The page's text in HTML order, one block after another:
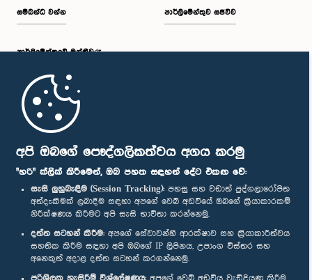
අපි ඔබගේ පෞද්ගලිකත්වය අගය කරමු
"හරි" ක්ලික් කිරීමෙන්, ඔබ පහත සඳහන් දේට එකඟ වේ:
සැසි ලුහුබැඳීම (Session Tracking): පහසු සහ වඩාත් පුද්ගලාරෝපිත
අත්දැකීමක් ලබාදීම සඳහා අපගේ වෙබ් අඩවියේ ඔබගේ ක්‍රියාකාරකම්
නිරීක්ෂණය කිරීමට අපි සැසි භාවිතා කරන්නෙමු.
දත්ත සටහන් කිරීම: අපගේ සේවාවන්හි ආරක්ෂාව සහ ක්‍රියාකාරීත්වය
සහතික කිරීම සඳහා අපි ඔබගේ IP ලිපිනය, උපාංග විස්තර සහ
අනෙකුත් අදාළ දත්ත සටහන් කරගන්නෙමු.
ප.ව. 1:34 - ප.ව. 1:55
ප.ව. 1:55 - ප.ව. 2:06
ප.ව. 2:06 - ප.ව. 2:16
ප.ව. 2:16 - ප.ව. 2:25
ප.ව. 2:25 - ප.ව. 2:35
සම්බන්ධ වන්න
පාර්ලි‌මේන්තුවේ මන්ත්‍රීවරු
මුල් පිටුව
පාර්ලිමේන්තුව සජීවීව
පාර්ලිමේන්තු ජංගම යෙදුම
අප හා සම්බන්ධ වී සිටින්න :
සම්මාන